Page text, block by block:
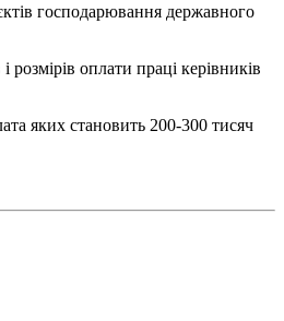
господарювання державного
оплати праці керівників
яких становить 200-300 тисяч